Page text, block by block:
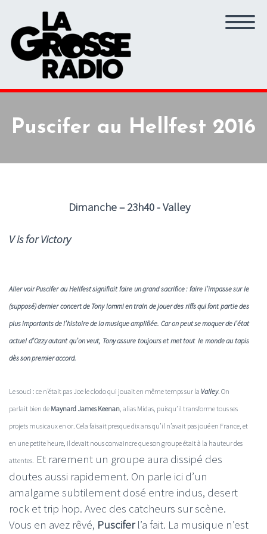
Puscifer au Hellfest 2016
Dimanche – 23h40 - Valley
V is for Victory
Aller voir Puscifer au Hellfest signifiait faire un grand sacrifice : faire l’impasse sur le
(supposé) dernier concert de Tony Iommi en train de jouer des riffs qui font partie des
plus importants de l’histoire de la musique amplifiée. Car on peut se moquer de l’état
actuel d’Ozzy autant qu’on veut, Tony assure toujours et met tout le monde au tapis
dès son premier accord.
Le souci : ce n’était pas Joe le clodo qui jouait en même temps sur la Valley. On
parlait bien de Maynard James Keenan , alias Midas, puisqu’il transforme tous ses
projets musicaux en or. Cela faisait presque dix ans qu’il n’avait pas joué en France, et
en une petite heure, il devait nous convaincre que son groupe était à la hauteur des
attentes. Et rarement un groupe aura dissipé des
doutes aussi rapidement. On parle ici d’un
amalgame subtilement dosé entre indus, desert
rock et trip hop. Avec des catcheurs sur scène.
Vous en avez rêvé, Pusciferl’a fait. La musique n’est